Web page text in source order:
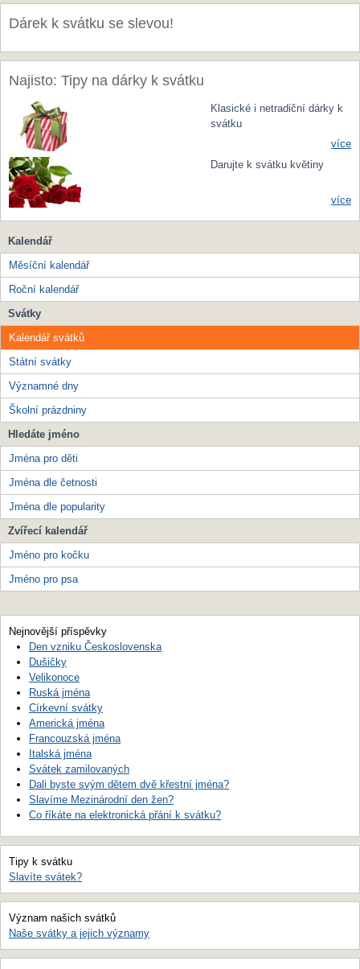
Dárek k svátku se slevou!
Najisto: Tipy na dárky k svátku
Klasické i netradiční dárky k
svátku
více
Darujte k svátku květiny
více
Kalendář
Měsíční kalendář
Roční kalendář
Svátky
Kalendář svátků
Státní svátky
Významné dny
Školní prázdniny
Hledáte jméno
Jména pro děti
Jména dle četnosti
Jména dle popularity
Zvířecí kalendář
Jméno pro kočku
Jméno pro psa
Nejnovější příspěvky
Den vzniku Československa
Dušičky
Velikonoce
Ruská jména
Církevní svátky
Americká jména
Francouzská jména
Italská jména
Svátek zamilovaných
Dali byste svým dětem dvě křestní jména?
Slavíme Mezinárodní den žen?
Co říkáte na elektronická přání k svátku?
Tipy k svátku
Slavíte svátek?
Význam našich svátků
Naše svátky a jejich významy